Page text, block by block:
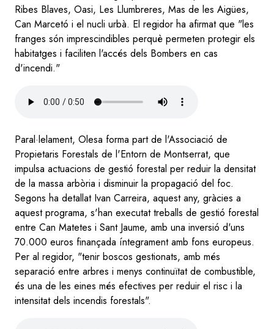
Ribes Blaves, Oasi, Les Llumbreres, Mas de les Aigües,
Can Marcetó i el nucli urbà. El regidor ha afirmat que "les
franges són imprescindibles perquè permeten protegir els
habitatges i faciliten l'accés dels Bombers en cas
d'incendi."
Paral·lelament, Olesa forma part de l'Associació de
Propietaris Forestals de l'Entorn de Montserrat, que
impulsa actuacions de gestió forestal per reduir la densitat
de la massa arbòria i disminuir la propagació del foc.
Segons ha detallat Ivan Carreira, aquest any, gràcies a
aquest programa, s'han executat treballs de gestió forestal
entre Can Matetes i Sant Jaume, amb una inversió d'uns
70.000 euros finançada íntegrament amb fons europeus.
Per al regidor, "tenir boscos gestionats, amb més
separació entre arbres i menys continuïtat de combustible,
és una de les eines més efectives per reduir el risc i la
intensitat dels incendis forestals".